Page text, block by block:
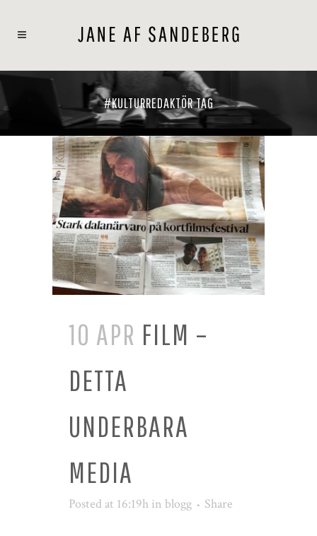
#KULTURREDAKTÖR TAG
10 APR FILM –
DETTA
UNDERBARA
MEDIA
Posted at 16:19h in blogg Share